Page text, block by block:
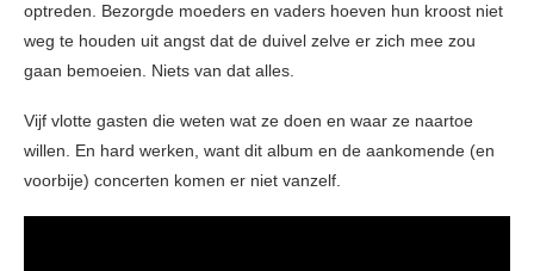
optreden. Bezorgde moeders en vaders hoeven hun kroost niet
weg te houden uit angst dat de duivel zelve er zich mee zou
gaan bemoeien. Niets van dat alles.
Vijf vlotte gasten die weten wat ze doen en waar ze naartoe
willen. En hard werken, want dit album en de aankomende (en
voorbije) concerten komen er niet vanzelf.